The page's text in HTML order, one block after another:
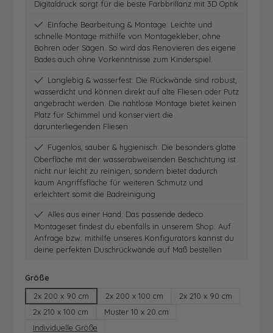
Digitaldruck sorgt für die beste Farbbrillanz mit 3D Optik
Einfache Bearbeitung & Montage: Leichte und
schnelle Montage mithilfe von Montagekleber, ohne
Bohren oder Sägen. So wird das Renovieren des eigene
Bades auch ohne Vorkenntnisse zum Kinderspiel.
Langlebig & wasserfest: Die Rückwände sind robust,
wasserdicht und können direkt auf alte Fliesen oder Putz
angebracht werden. Die nahtlose Montage bietet keinen
Platz für Schimmel und konserviert die
darunterliegenden Fliesen
Fugenlos, sauber & hygienisch: Die besonders glatte
Oberfläche mit der wasserabweisenden Beschichtung ist
nicht nur leicht zu reinigen, sondern bietet dadurch
kaum Angriffsfläche für weiteren Schmutz und
erleichtert somit die Badreinigung
Alles aus einer Hand: Das passende dedeco
Montageset findest du ebenfalls in unserem Shop. Auf
Anfrage bzw. mithilfe unseres Konfigurators kannst du
deine perfekten Duschrückwände auf Maß bestellen
Größe
2x 200 x 90 cm
2x 200 x 100 cm
2x 210 x 90 cm
2x 210 x 100 cm
Muster 10 x 20 cm
Individuelle Größe